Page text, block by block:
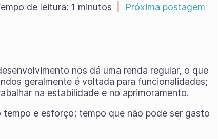
de leitura: 1 minutos Próxima postagem
nos dá uma renda regular, o que
geralmente é voltada para funcionalidades;
na estabilidade e no aprimoramento.
e esforço; tempo que não pode ser gasto